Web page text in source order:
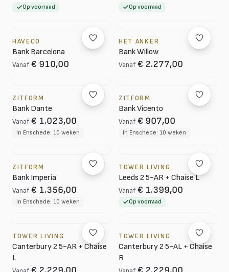
Op voorraad Op voorraad
HAVECO
Bank Barcelona
Vanaf € 910,00
HET ANKER
Bank Willow
Vanaf € 2.277,00
ZITFORM
Bank Dante
Vanaf € 1.023,00
In Enschede: 10 weken
ZITFORM
Bank Vicento
Vanaf € 907,00
In Enschede: 10 weken
ZITFORM
Bank Imperia
Vanaf € 1.356,00
In Enschede: 10 weken
TOWER LIVING
Leeds 2 5-AR + Chaise L
Vanaf € 1.399,00
Op voorraad
TOWER LIVING
Canterbury 2 5-AR + Chaise
L
TOWER LIVING
Canterbury 2 5-AL + Chaise
R